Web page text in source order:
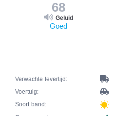
68
Geluid
Goed
Verwachte levertijd:
Voertuig:
Soort band: